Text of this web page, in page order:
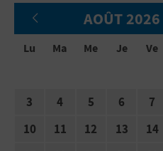
AOÛT 2026
Lu Ma Me Je Ve
3
4 5 6 7
10
11 12 13 14